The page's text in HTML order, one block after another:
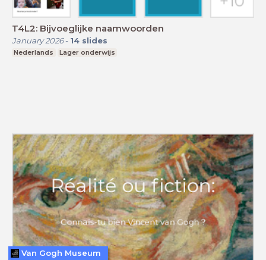
T4L2: Bijvoeglijke naamwoorden
January 2026- 14 slides
Nederlands Lager onderwijs
Van Gogh Museum